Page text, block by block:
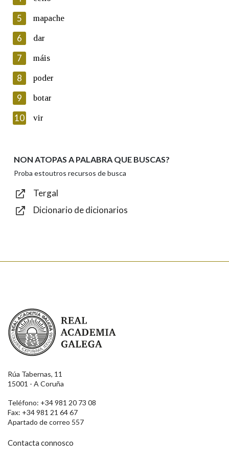
Lin e acepto as condicións da política de
Introduce o código que aparece na imaxe:
Texto de verificación
Enviar
5 mapache
6 dar
7 máis
8 poder
9 botar
10 vir
NON ATOPAS A PALABRA QUE BUSCAS?
Proba estoutros recursos de busca
Tergal
Dicionario de dicionarios
Real Academia Galega
Rúa Tabernas, 11
15001 - A Coruña
Teléfono: +34 981 20 73 08
Fax: +34 981 21 64 67
Apartado de correo 557
Contacta connosco